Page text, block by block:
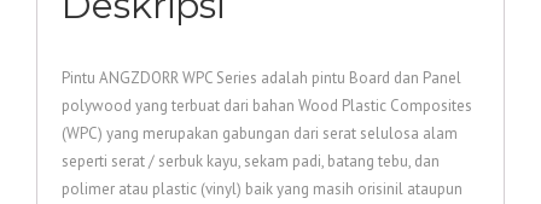
Pintu ANGZDORR WPC Series adalah pintu Board dan Panel
polywood yang terbuat dari bahan Wood Plastic Composites
(WPC) yang merupakan gabungan dari serat selulosa alam
seperti serat / serbuk kayu, sekam padi, batang tebu, dan
polimer atau plastic (vinyl) baik yang masih orisinil ataupun